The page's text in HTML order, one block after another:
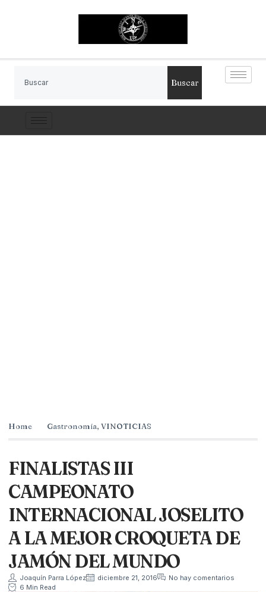
Buscar
Home Gastronomía, VINOTICIAS
FINALISTAS III
CAMPEONATO
INTERNACIONAL JOSELITO
A LA MEJOR CROQUETA DE
JAMÓN DEL MUNDO
Joaquín Parra López diciembre 21, 2016
No hay comentarios
6 Min Read